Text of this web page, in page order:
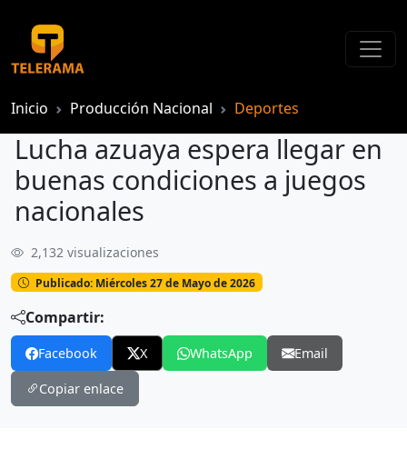
Inicio Producción Nacional Deportes
Lucha azuaya espera llegar en
buenas condiciones a juegos
nacionales
2,132 visualizaciones
Publicado: Miércoles 27 de Mayo de 2026
Compartir:
Facebook X WhatsApp Email
Copiar enlace